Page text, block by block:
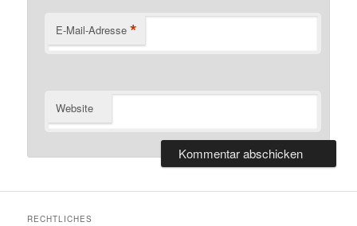
E-Mail-Adresse *
Website
RECHTLICHES